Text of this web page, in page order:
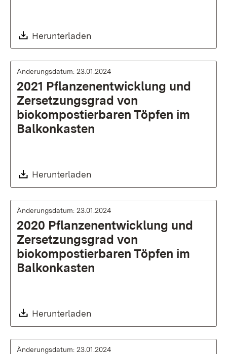
Download:
Herunterladen
Änderungsdatum: 23.01.2024
2021 Pflanzenentwicklung und
Zersetzungsgrad von
biokompostierbaren Töpfen im
Balkonkasten
Download:
Herunterladen
Änderungsdatum: 23.01.2024
2020 Pflanzenentwicklung und
Zersetzungsgrad von
biokompostierbaren Töpfen im
Balkonkasten
Download:
Herunterladen
Änderungsdatum: 23.01.2024